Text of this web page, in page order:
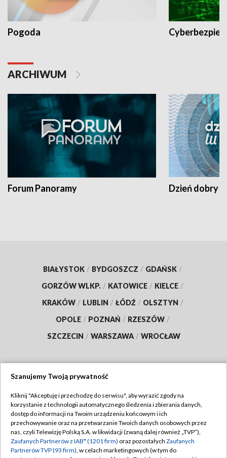
Pogoda
ARCHIWUM
Forum Panoramy Dzień dobry
BIAŁYSTOK / BYDGOSZCZ / GDAŃSK /
GORZÓW WLKP. / KATOWICE / KIELCE /
KRAKÓW / LUBLIN / ŁÓDŹ / OLSZTYN /
OPOLE / POZNAŃ / RZESZÓW /
SZCZECIN / WARSZAWA / WROCŁAW
TVP
Abonament TVP
Emisja w TVP
Centrum informacji TVP
Regulamin TVP
Polityka prywatności
Szanujemy Twoją prywatność
Kliknij "Akceptuję i przechodzę do serwisu", aby wyrazić zgody na
korzystanie z technologii automatycznego śledzenia i zbierania danych,
dostęp do informacji na Twoim urządzeniu końcowym i ich
przechowywanie oraz na przetwarzanie Twoich danych osobowych przez
nas, czyli Telewizję Polską S.A. w likwidacji (zwaną dalej również „TVP”),
Zaufanych Partnerów z IAB* (1201 firm) oraz pozostałych Zaufanych
Partnerów TVP (93 firm), w celach marketingowych (w tym do